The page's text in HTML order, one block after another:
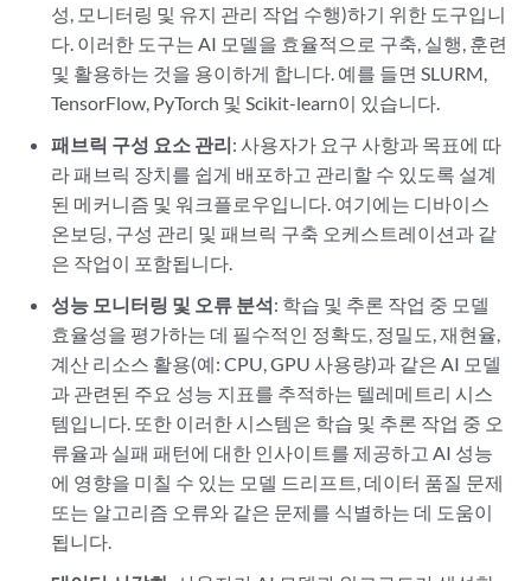
성, 모니터링 및 유지 관리 작업 수행)하기 위한 도구입니
다. 이러한 도구는 AI 모델을 효율적으로 구축, 실행, 훈련
및 활용하는 것을 용이하게 합니다. 예를 들면 SLURM,
TensorFlow, PyTorch 및 Scikit-learn이 있습니다.
패브릭 구성 요소 관리: 사용자가 요구 사항과 목표에 따
라 패브릭 장치를 쉽게 배포하고 관리할 수 있도록 설계
된 메커니즘 및 워크플로우입니다. 여기에는 디바이스
온보딩, 구성 관리 및 패브릭 구축 오케스트레이션과 같
은 작업이 포함됩니다.
성능 모니터링 및 오류 분석: 학습 및 추론 작업 중 모델
효율성을 평가하는 데 필수적인 정확도, 정밀도, 재현율,
계산 리소스 활용(예: CPU, GPU 사용량)과 같은 AI 모델
과 관련된 주요 성능 지표를 추적하는 텔레메트리 시스
템입니다. 또한 이러한 시스템은 학습 및 추론 작업 중 오
류율과 실패 패턴에 대한 인사이트를 제공하고 AI 성능
에 영향을 미칠 수 있는 모델 드리프트, 데이터 품질 문제
또는 알고리즘 오류와 같은 문제를 식별하는 데 도움이
됩니다.